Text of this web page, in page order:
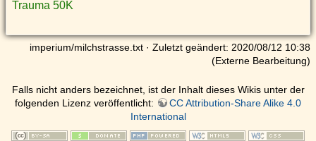
Trauma 50K
imperium/milchstrasse.txt · Zuletzt geändert: 2020/08/12 10:38
(Externe Bearbeitung)
Falls nicht anders bezeichnet, ist der Inhalt dieses Wikis unter der
folgenden Lizenz veröffentlicht:
CC Attribution-Share Alike 4.0
International